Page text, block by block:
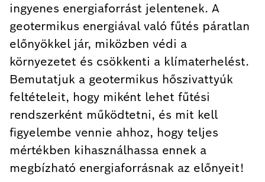
ingyenes energiaforrást jelentenek. A
geotermikus energiával való fűtés páratlan
előnyökkel jár, miközben védi a
környezetet és csökkenti a klímaterhelést.
Bemutatjuk a geotermikus hőszivattyúk
feltételeit, hogy miként lehet fűtési
rendszerként működtetni, és mit kell
figyelembe vennie ahhoz, hogy teljes
mértékben kihasználhassa ennek a
megbízható energiaforrásnak az előnyeit!